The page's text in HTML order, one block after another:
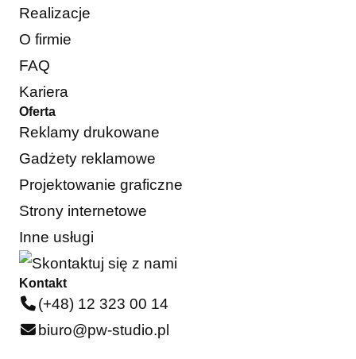
Realizacje
O firmie
FAQ
Kariera
Oferta
Reklamy drukowane
Gadżety reklamowe
Projektowanie graficzne
Strony internetowe
Inne usługi
Kontakt
(+48) 12 323 00 14
biuro@pw-studio.pl